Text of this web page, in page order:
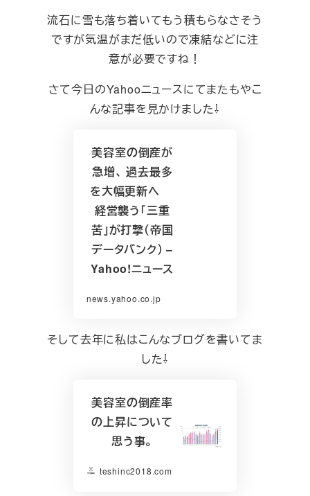
流石に雪も落ち着いてもう積もらなさそう
ですが気温がまだ低いので凍結などに注
意が必要ですね！
さて今日のYahooニュースにてまたもやこ
んな記事を見かけました⇩
美容室の倒産が
急増、 過去最多
を大幅更新へ
経営襲う「三重
苦」が打撃（帝国
データバンク） –
Yahoo!ニュース
news.yahoo.co.jp
そして去年に私はこんなブログを書いてま
した⇩
美容室の倒産率
の上昇について
思う事。
teshinc2018.com